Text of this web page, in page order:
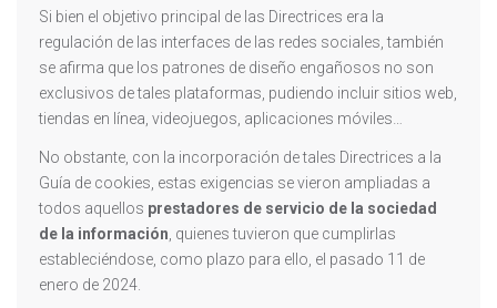
Si bien el objetivo principal de las Directrices era la
regulación de las interfaces de las redes sociales, también
se afirma que los patrones de diseño engañosos no son
exclusivos de tales plataformas, pudiendo incluir sitios web,
tiendas en línea, videojuegos, aplicaciones móviles…
No obstante, con la incorporación de tales Directrices a la
Guía de cookies, estas exigencias se vieron ampliadas a
todos aquellos prestadores de servicio de la sociedad
de la información , quienes tuvieron que cumplirlas
estableciéndose, como plazo para ello, el pasado 11 de
enero de 2024.